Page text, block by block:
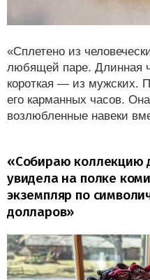
«Сплетено из
любящей паре. Длинная
короткая — из мужских.
его карманных часов.
возлюбленные навеки
«Собираю коллекцию
увидела на полке
экземпляр по
долларов»